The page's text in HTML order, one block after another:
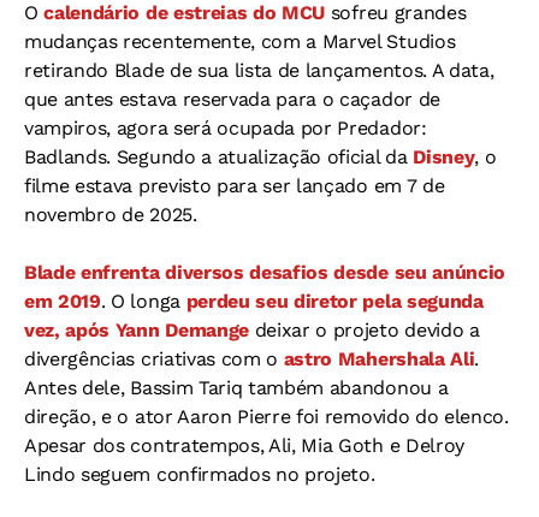
Ocalendário de estreias do MCU sofreu grandes
mudanças recentemente, com a Marvel Studios
retirando Blade de sua lista de lançamentos. A data,
que antes estava reservada para o caçador de
vampiros, agora será ocupada por Predador:
Badlands. Segundo a atualização oficial da Disney, o
filme estava previsto para ser lançado em 7 de
novembro de 2025.
Blade enfrenta diversos desafios desde seu anúncio
em 2019. O longa perdeu seu diretor pela segunda
vez, após Yann Demangedeixar o projeto devido a
divergências criativas com o astro Mahershala Ali.
Antes dele, Bassim Tariq também abandonou a
direção, e o ator Aaron Pierre foi removido do elenco.
Apesar dos contratempos, Ali, Mia Goth e Delroy
Lindo seguem confirmados no projeto.